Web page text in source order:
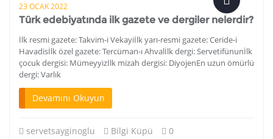
23 OCAK 2022
Türk edebiyatında ilk gazete ve dergiler nelerdir?
İlk resmi gazete: Takvim-i Vekayiİlk yarı-resmi gazete: Ceride-i
Havadisİlk özel gazete: Tercüman-ı Ahvalİlk dergi: Servetifünunİlk
çocuk dergisi: Mümeyyizİlk mizah dergisi: DiyojenEn uzun ömürlü
dergi: Varlık
Devamını Okuyun
servetsayginoglu Bilgi Küpü 0